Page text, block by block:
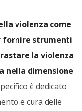
violenza come
fornire strumenti
la violenza
dimensione
è dedicato
e cura delle